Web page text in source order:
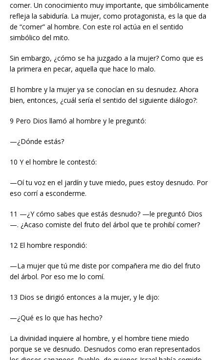
comer. Un conocimiento muy importante, que simbólicamente
refleja la sabiduría. La mujer, como protagonista, es la que da
de “comer” al hombre. Con este rol actúa en el sentido
simbólico del mito.
Sin embargo, ¿cómo se ha juzgado a la mujer? Como que es
la primera en pecar, aquella que hace lo malo.
El hombre y la mujer ya se conocían en su desnudez. Ahora
bien, entonces, ¿cuál sería el sentido del siguiente diálogo?:
9 Pero Dios llamó al hombre y le preguntó:
—¿Dónde estás?
10 Y el hombre le contestó:
—Oí tu voz en el jardín y tuve miedo, pues estoy desnudo. Por
eso corrí a esconderme.
11 —¿Y cómo sabes que estás desnudo? —le preguntó Dios
—. ¿Acaso comiste del fruto del árbol que te prohibí comer?
12 El hombre respondió:
—La mujer que tú me diste por compañera me dio del fruto
del árbol. Por eso me lo comí.
13 Dios se dirigió entonces a la mujer, y le dijo:
—¿Qué es lo que has hecho?
La divinidad inquiere al hombre, y el hombre tiene miedo
porque se ve desnudo. Desnudos como eran representados